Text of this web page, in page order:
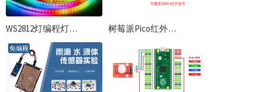
WS2812灯编程灯带 跑马灯流水灯树莓派Pico主板Python编程 树莓派Pico红外接收模块使用教程（含38kHz发射+接收完整实现）